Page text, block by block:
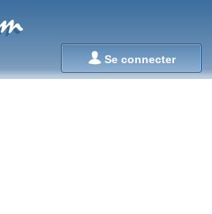
Se connecter